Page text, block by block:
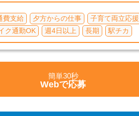
費支給 夕方からの仕事
子育て両立応援
ク通勤OK 週4日以上 長期 駅チカ
簡単30秒
Webで応募